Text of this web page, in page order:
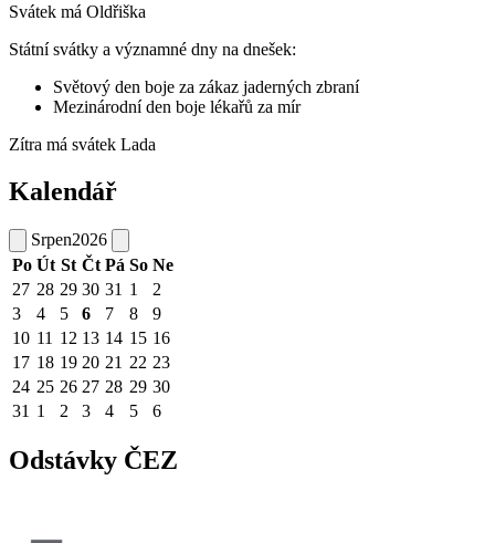
Svátek má Oldřiška
Státní svátky a významné dny na dnešek:
Světový den boje za zákaz jaderných zbraní
Mezinárodní den boje lékařů za mír
Zítra má svátek Lada
Kalendář
Srpen2026
Po Út St Čt Pá So Ne
27 28 29 30 31 1
2
3
4 5 6 7 8
9
10 11 12 13 14 15 16
17 18 19 20 21 22 23
24 25 26 27 28 29 30
31 1 2 3 4 5 6
Odstávky ČEZ